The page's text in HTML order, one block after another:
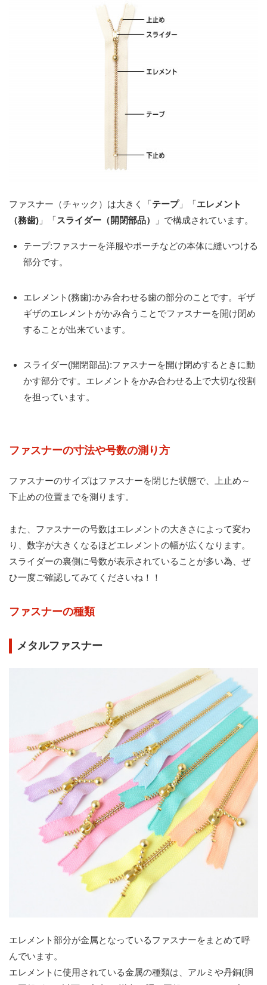
ファスナー（チャック）は大きく「テープ」「エレメント
（務歯) 」「スライダー（開閉部品） 」で構成されています。
テープ:ファスナーを洋服やポーチなどの本体に縫いつける
部分です。
エレメント(務歯):かみ合わせる歯の部分のことです。ギザ
ギザのエレメントがかみ合うことでファスナーを開け閉め
することが出来ています。
スライダー(開閉部品):ファスナーを開け閉めするときに動
かす部分です。エレメントをかみ合わせる上で大切な役割
を担っています。
ファスナーの寸法や号数の測り方
ファスナーのサイズはファスナーを閉じた状態で、上止め～
下止めの位置までを測ります。
また、ファスナーの号数はエレメントの大きさによって変わ
り、数字が大きくなるほどエレメントの幅が広くなります。
スライダーの裏側に号数が表示されていることが多い為、ぜ
ひ一度ご確認してみてくださいね！！
ファスナーの種類
メタルファスナー
エレメント部分が金属となっているファスナーをまとめて呼
んでいます。
エレメントに使用されている金属の種類は、アルミや丹銅(胴